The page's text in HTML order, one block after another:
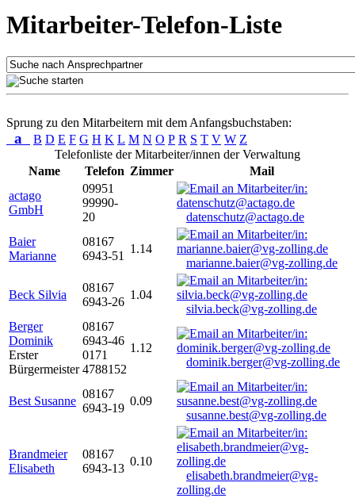
Mitarbeiter-Telefon-Liste
Sprung zu den Mitarbeitern mit dem Anfangsbuchstaben:
a B D E F G H K L M N O P R S T V W Z
Telefonliste der Mitarbeiter/innen der Verwaltung
Name
Telefon Zimmer
Mail
actago
GmbH
09951
99990-
20
datenschutz@actago.de
Baier
Marianne
08167
6943-51
1.14
marianne.baier@vg-zolling.de
Beck Silvia
08167
6943-26
1.04
silvia.beck@vg-zolling.de
Berger
Dominik
Erster
Bürgermeister
08167
6943-46
0171
4788152
1.12
dominik.berger@vg-zolling.de
Best Susanne
08167
6943-19
0.09
susanne.best@vg-zolling.de
Brandmeier
Elisabeth
08167
6943-13
0.10
elisabeth.brandmeier@vg-
zolling.de